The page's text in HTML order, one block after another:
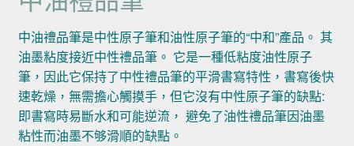
中油禮品筆是中性原子筆和油性原子筆的“中和”產品。 其
油墨粘度接近中性禮品筆。 它是一種低粘度油性原子
筆，因此它保持了中性禮品筆的平滑書寫特性，書寫後快
速乾燥，無需擔心觸摸手，但它沒有中性原子筆的缺點:
即書寫時易斷水和可能逆流， 避免了油性禮品筆因油墨
粘性而油墨不够滑順的缺點。